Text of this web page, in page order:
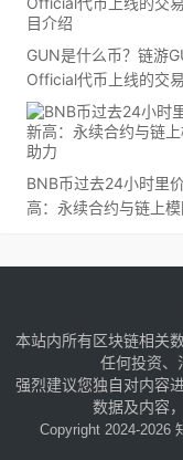
GUN是什么币？链游
Official代币上线的交
目介绍
BNB币过去24小时里
高：永续合约与链上
本站内所有区块链相关
任何投资、
强烈建议您独自对内容
数据及内容
Copyright 2024-2026